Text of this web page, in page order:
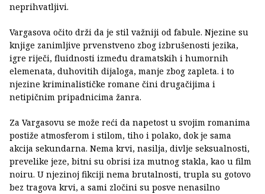
neprihvatljivi.
Vargasova očito drži da je stil važniji od fabule. Njezine su
knjige zanimljive prvenstveno zbog izbrušenosti jezika,
igre riječi, fluidnosti između dramatskih i humornih
elemenata, duhovitih dijaloga, manje zbog zapleta. i to
njezine kriminalističke romane čini drugačijima i
netipičnim pripadnicima žanra.
Za Vargasovu se može reći da napetost u svojim romanima
postiže atmosferom i stilom, tiho i polako, dok je sama
akcija sekundarna. Nema krvi, nasilja, divlje seksualnosti,
prevelike jeze, bitni su obrisi iza mutnog stakla, kao u film
noiru. U njezinoj fikciji nema brutalnosti, trupla su gotovo
bez tragova krvi, a sami zločini su posve nenasilno